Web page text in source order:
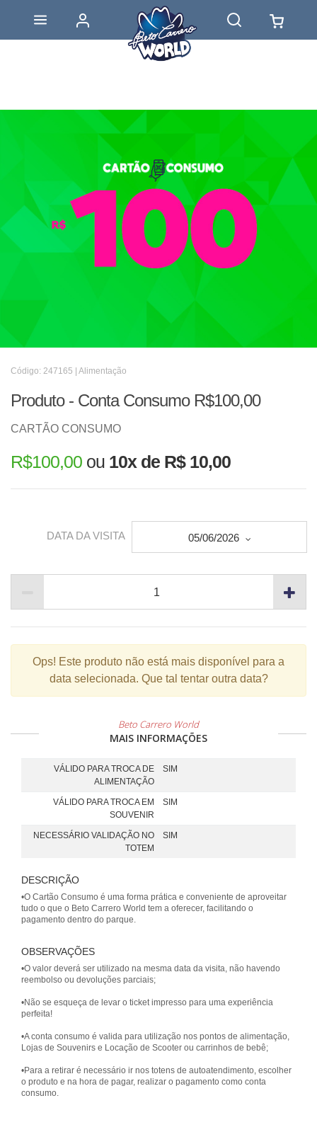
Código: 247165 | Alimentação
Produto - Conta Consumo R$100,00
CARTÃO CONSUMO
R$100,00 ou 10x de R$ 10,00
DATA DA VISITA 05/06/2026
Ops! Este produto não está mais disponível para a
data selecionada. Que tal tentar outra data?
Beto Carrero World
MAIS INFORMAÇÕES
VÁLIDO PARA TROCA DE
ALIMENTAÇÃO
SIM
VÁLIDO PARA TROCA EM
SOUVENIR
SIM
NECESSÁRIO VALIDAÇÃO NO
TOTEM
SIM
DESCRIÇÃO
•O Cartão Consumo é uma forma prática e conveniente de aproveitar
tudo o que o Beto Carrero World tem a oferecer, facilitando o
pagamento dentro do parque.
OBSERVAÇÕES
•O valor deverá ser utilizado na mesma data da visita, não havendo
reembolso ou devoluções parciais;
•Não se esqueça de levar o ticket impresso para uma experiência
perfeita!
•A conta consumo é valida para utilização nos pontos de alimentação,
Lojas de Souvenirs e Locação de Scooter ou carrinhos de bebê;
•Para a retirar é necessário ir nos totens de autoatendimento, escolher
o produto e na hora de pagar, realizar o pagamento como conta
consumo.